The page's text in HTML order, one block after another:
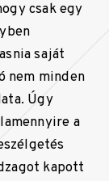
csak egy
saját
nem minden
Úgy
a
kapott